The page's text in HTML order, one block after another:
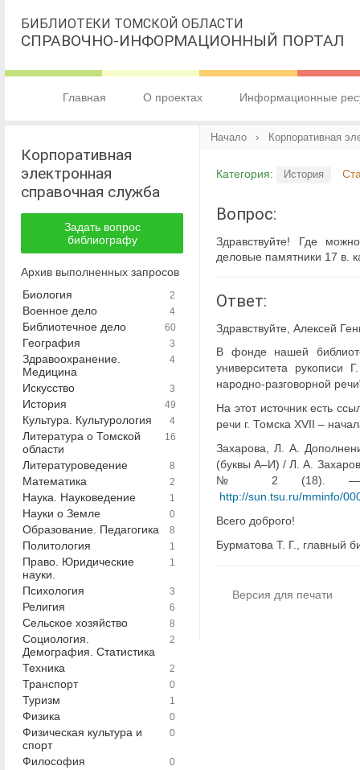
БИБЛИОТЕКИ ТОМСКОЙ ОБЛАСТИ
СПРАВОЧНО-ИНФОРМАЦИОННЫЙ ПОРТАЛ
Главная О проектах Информационные
Корпоративная
электронная
справочная служба
Задать вопрос
библиографу
Архив выполненных запросов
2
Биология
4
Военное дело
60
Библиотечное дело
3
География
4
Здравоохранение.
Медицина
3
Искусство
49
История
4
Культура. Культурология
16
Литература о Томской
области
8
Литературоведение
2
Математика
1
Наука. Науковедение
0
Науки о Земле
8
Образование. Педагогика
1
Политология
1
Право. Юридические
науки.
3
Психология
6
Религия
8
Сельское хозяйство
2
Социология.
Демография. Статистика
2
Техника
0
Транспорт
1
Туризм
0
Физика
0
Физическая культура и
спорт
0
Философия
Начало › Корпоративная
Категория: История
Вопрос:
Здравствуйте! Где
деловые памятники 17 в.
Ответ:
Здравствуйте, Алексей
В фонде нашей
университета рукописи
народно-разговорной
На этот источник есть
речи г. Томска XVII –
Захарова, Л. А.
(буквы А–И) / Л. А.
№ 2 (18). — С.
http://sun.tsu.ru/mminfo/
Всего доброго!
Бурматова Т. Г., главный
Версия для печати